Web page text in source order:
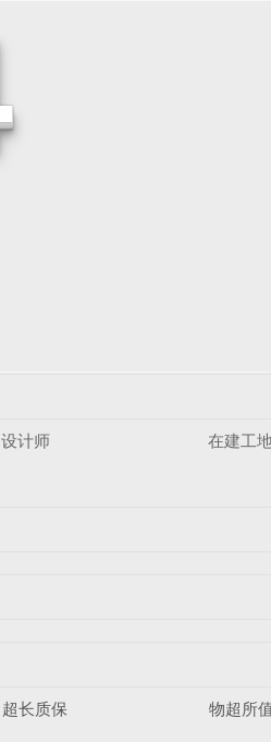
设计师 在建工
超长质保 物超所